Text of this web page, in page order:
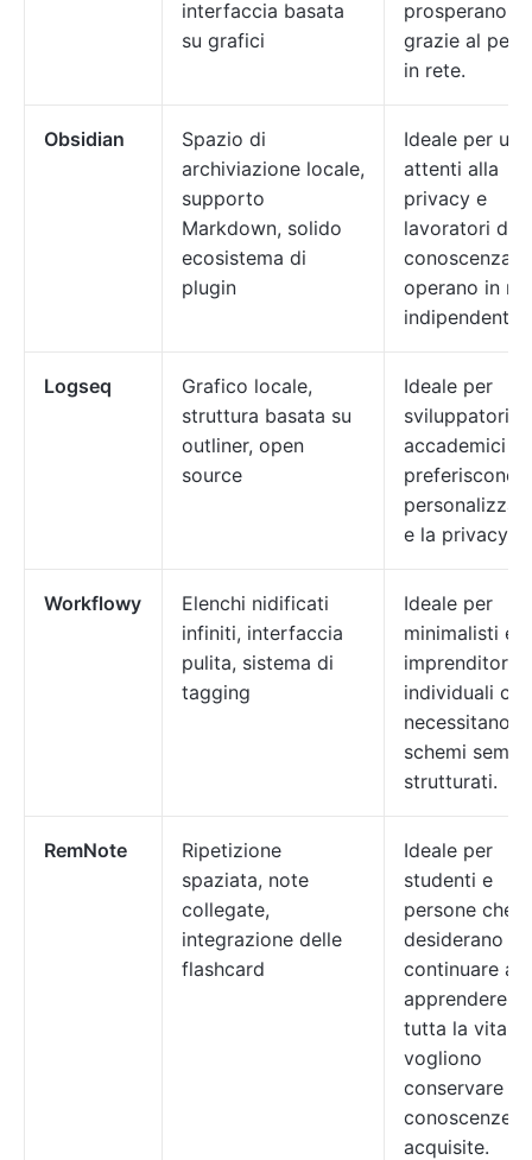
interfaccia basata
su grafici
prosperano
grazie al
in rete.
Obsidian
Spazio di
archiviazione locale,
supporto
Markdown, solido
ecosistema di
plugin
Ideale per
attenti alla
privacy e
lavoratori
conoscenza
operano in
indipendente.
Logseq
Grafico locale,
struttura basata su
outliner, open
source
Ideale per
sviluppatori e
accademici
preferiscono
e la privacy.
Workflowy
Elenchi nidificati
infiniti, interfaccia
pulita, sistema di
tagging
Ideale per
minimalisti e
imprenditori
individuali che
necessitano di
schemi
strutturati.
RemNote
Ripetizione
spaziata, note
collegate,
integrazione delle
flashcard
Ideale per
studenti e
persone che
desiderano
continuare ad
apprendere
tutta la vita e
vogliono
conservare le
conoscenze
acquisite.